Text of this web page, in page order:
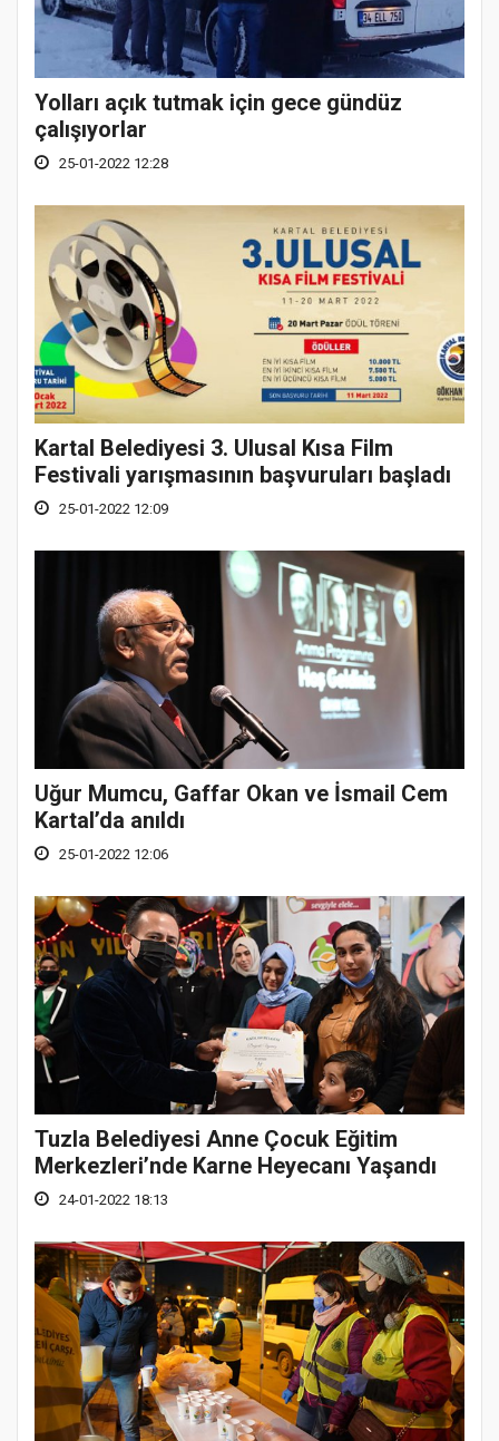
Yolları açık tutmak için gece gündüz
çalışıyorlar
25-01-2022 12:28
Kartal Belediyesi 3. Ulusal Kısa Film
Festivali yarışmasının başvuruları başladı
25-01-2022 12:09
Uğur Mumcu, Gaffar Okan ve İsmail Cem
Kartal’da anıldı
25-01-2022 12:06
Tuzla Belediyesi Anne Çocuk Eğitim
Merkezleri’nde Karne Heyecanı Yaşandı
24-01-2022 18:13